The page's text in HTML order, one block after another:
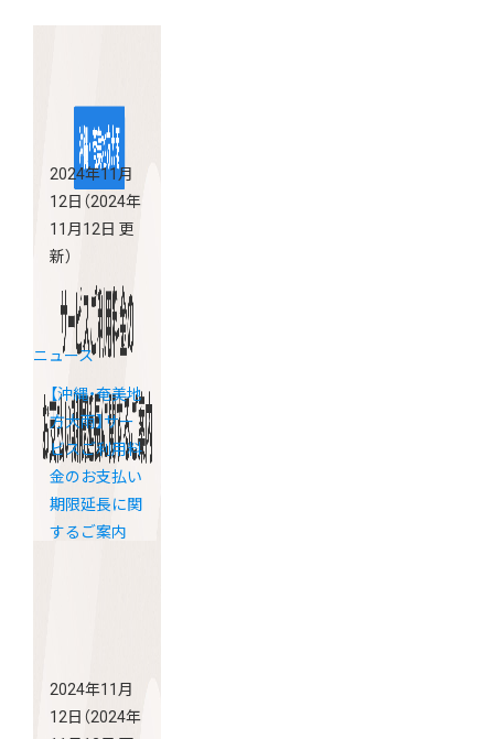
2024年11月
12日 （2024年
11月12日 更
新）
ニュース
【沖縄・奄美地
方大雨】サー
ビスご利用料
金のお支払い
期限延長に関
するご案内
2024年11月
12日 （2024年